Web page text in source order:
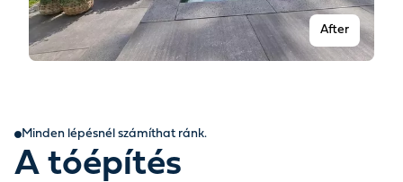
After
Minden lépésnél számíthat ránk.
A tóépítés